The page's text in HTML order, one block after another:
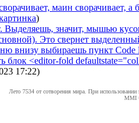
маин
)
Выделяешь, значит, мышью
Это свернет
внизу выбираешь пункт Code
блок <editor-fold
17:22)
Лето 7534 от сотворения мира. При использовании
MMI